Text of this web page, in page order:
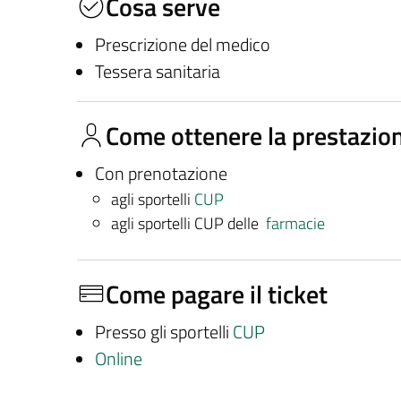
Prescrizione del medico
Tessera sanitaria
Come ottenere la
Con prenotazione
agli sportelli CUP
agli sportelli CUP delle farmacie
Come pagare il ticket
Presso gli sportelli CUP
Online